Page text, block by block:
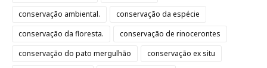
conservação ambiental.
conservação da espécie
conservação da floresta.
conservação de rinocerontes
conservação do pato mergulhão
conservação ex situ